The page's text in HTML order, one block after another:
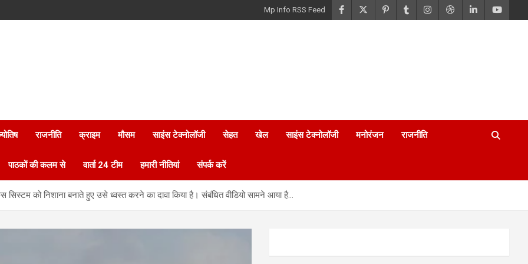
Mp Info RSS Feed
राजनीति क्राइम मौसम साइंस टेक्नोलॉजी सेहत खेल साइंस टेक्नोलॉजी मनोरंजन राजनीति
पाठकों की कलम से वार्ता 24 टीम हमारी नीतियां संपर्क करें
सिस्टम को निशाना बनाते हुए उसे ध्वस्त करने का दावा किया है। संबंधित वीडियो सामने आया है…